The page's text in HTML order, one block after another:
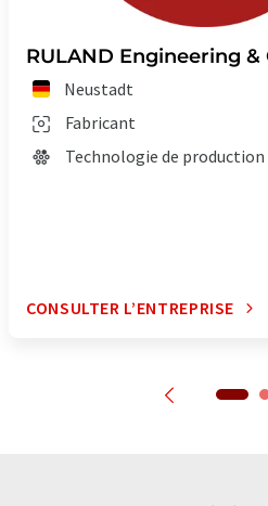
RULAND Engineering
Neustadt
Fabricant
Technologie de production
CONSULTER L’ENTREPRISE